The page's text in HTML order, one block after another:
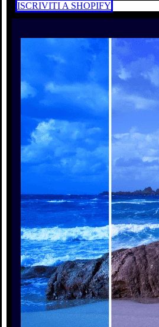
ISCRIVITI A SHOPIFY